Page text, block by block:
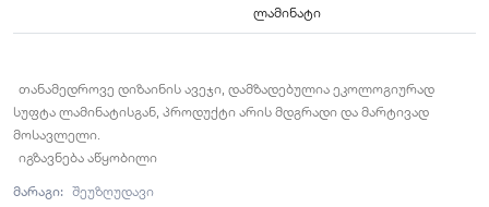
ლამინატი
თანამედროვე დიზაინის ავეჯი, დამზადებულია ეკოლოგიურად
სუფტა ლამინატისგან, პროდუქტი არის მდგრადი და მარტივად
მოსავლელი.
იგზავნება აწყობილი
მარაგი: შეუზღუდავი